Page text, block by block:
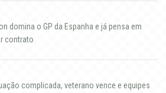
domina o GP da Espanha e já pensa em
contrato
complicada, veterano vence e equipes